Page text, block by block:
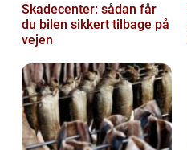
Skadecenter: sådan får
du bilen sikkert tilbage på
vejen